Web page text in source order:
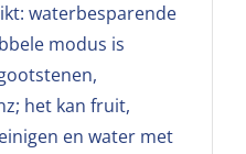
waterbesparende
modus is
het kan fruit,
en water met